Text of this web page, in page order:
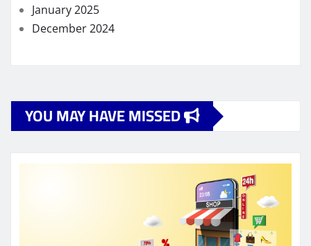
January 2025
December 2024
YOU MAY HAVE MISSED